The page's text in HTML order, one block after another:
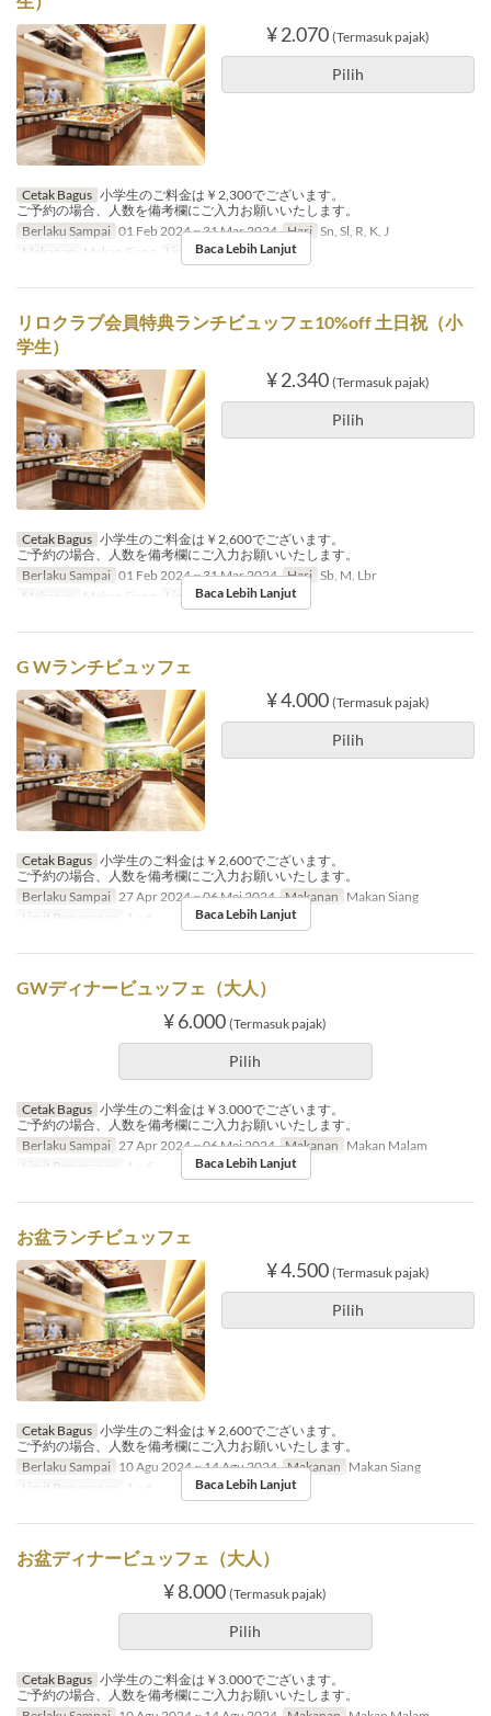
¥ 2.070 (Termasuk pajak)
Pilih
Cetak Bagus 小学生のご料金は￥2,300でございます。
ご予約の場合、人数を備考欄にご入力お願いいたします。
Berlaku Sampai 01 Feb 2024 ~ 31 Mar 2024 Hari Sn, Sl, R, K, J
Makanan
Makan Siang Limit Pemesanan 1 ~ 4
Baca Lebih Lanjut
リロクラブ会員特典ランチビュッフェ10%off 土日祝（小
学生）
¥ 2.340 (Termasuk pajak)
Pilih
Cetak Bagus 小学生のご料金は￥2,600でございます。
ご予約の場合、人数を備考欄にご入力お願いいたします。
Berlaku Sampai 01 Feb 2024 ~ 31 Mar 2024 Hari Sb, M, Lbr
Makanan
Makan Siang Limit Pemesanan 1 ~ 4
Baca Lebih Lanjut
G Wランチビュッフェ
¥ 4.000 (Termasuk pajak)
Pilih
Cetak Bagus 小学生のご料金は￥2,600でございます。
ご予約の場合、人数を備考欄にご入力お願いいたします。
Berlaku Sampai 27 Apr 2024 ~ 06 Mei 2024 Makanan Makan Siang
Limit Pemesanan
1 ~ 6 Baca Lebih Lanjut
GWディナービュッフェ（大人）
¥ 6.000 (Termasuk pajak)
Pilih
Cetak Bagus 小学生のご料金は￥3.000でございます。
ご予約の場合、人数を備考欄にご入力お願いいたします。
Berlaku Sampai 27 Apr 2024 ~ 06 Mei 2024 Makanan Makan Malam
Limit Pemesanan
1 ~ 6 Baca Lebih Lanjut
お盆ランチビュッフェ
¥ 4.500 (Termasuk pajak)
Pilih
Cetak Bagus 小学生のご料金は￥2,600でございます。
ご予約の場合、人数を備考欄にご入力お願いいたします。
Berlaku Sampai 10 Agu 2024 ~ 14 Agu 2024 Makanan Makan Siang
Limit Pemesanan
1 ~ 6 Baca Lebih Lanjut
お盆ディナービュッフェ（大人）
¥ 8.000 (Termasuk pajak)
Pilih
Cetak Bagus 小学生のご料金は￥3.000でございます。
ご予約の場合、人数を備考欄にご入力お願いいたします。